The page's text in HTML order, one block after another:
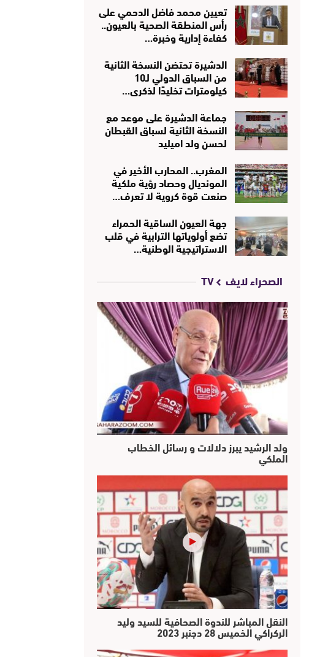
تعيين محمد فاضل الدحمي على
رأس المنطقة الصحية بالعيون..
كفاءة إدارية وخبرة…
الدشيرة تحتضن النسخة الثانية
من السباق الدولي لـ10
كيلومترات تخليدًا لذكرى…
جماعة الدشيرة على موعد مع
النسخة الثانية لسباق القبطان
لحسن ولد اميليد
المغرب.. المحارب الأخير في
المونديال وحصاد رؤية ملكية
صنعت قوة كروية لا تعرف…
جهة العيون الساقية الحمراء
تضع أولوياتها الترابية في قلب
الاستراتيجية الوطنية…
الصحراء لايف TV
ولد الرشيد يبرز دلالات و رسائل الخطاب
الملكي
النقل المباشر للندوة الصحافية للسيد وليد
الركراكي الخميس 28 دجنبر 2023